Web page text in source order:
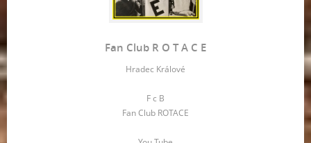
Fan Club R O T A C E
Hradec Králové
F c B
Fan Club ROTACE